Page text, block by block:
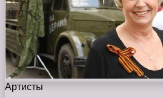
Артисты